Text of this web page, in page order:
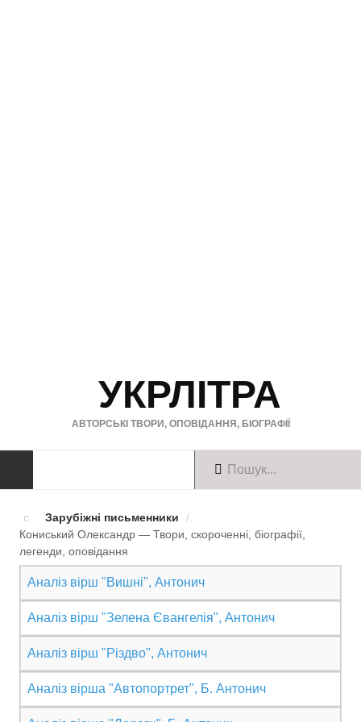
УКРЛІТРА
АВТОРСЬКІ ТВОРИ, ОПОВІДАННЯ, БІОГРАФІЇ
Твори українською
Твори англійською
Твори німецькою
БІОГРАФІЇ
Українські письменники
Зарубіжні письменники
/
Кониський Олександр — Твори, скороченні, біографії,
легенди, оповiдання
Аналіз вірш "Вишні", Антонич
Аналіз вірш "Зелена Євангелія", Антонич
Аналіз вірш "Різдво", Антонич
Аналіз вірша "Автопортрет", Б. Антонич